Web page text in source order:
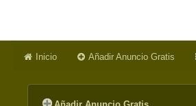
Inicio Añadir Anuncio Gratis